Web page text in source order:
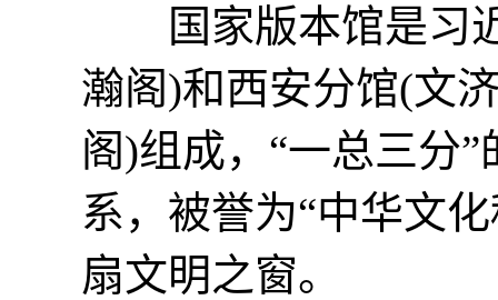
国家版本馆是习近
瀚阁)和西安分馆(文
阁)组成，“一总三分
系，被誉为“中华文
扇文明之窗。